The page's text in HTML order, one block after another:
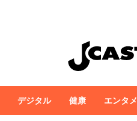
デジタル 健康 エンタメ